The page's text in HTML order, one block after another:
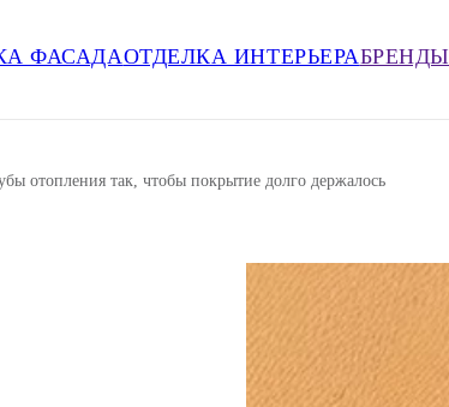
ФАСАДАОТДЕЛКА ИНТЕРЬЕРАБРЕНДЫ
отопления так, чтобы покрытие долго держалось